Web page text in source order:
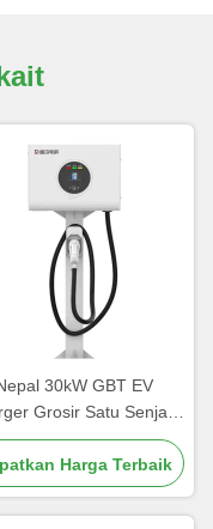
30kW GBT EV
Grosir Satu Senjata
OCPP Penggunaan
Stasiun Pengisian
Kathmandu
Harga Terbaik